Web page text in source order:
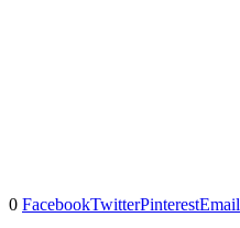
0 FacebookTwitterPinterestEmail